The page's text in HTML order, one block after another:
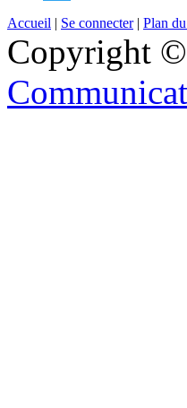
Accueil | Se connecter| Plan
Copyright